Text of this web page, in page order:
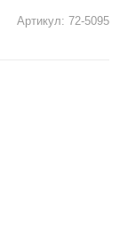
Артикул: 72-5095